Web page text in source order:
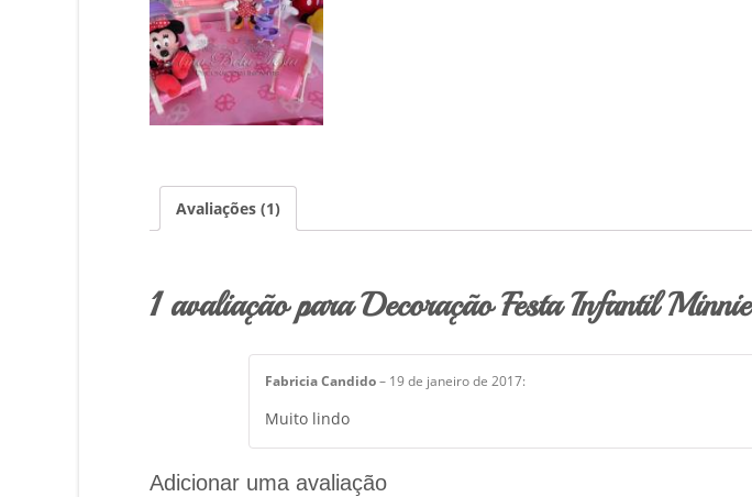
Avaliações (1)
1 avaliação para Decoração Festa Infantil Minnie
Fabricia Candido – 19 de janeiro de 2017:
Muito lindo
Adicionar uma avaliação